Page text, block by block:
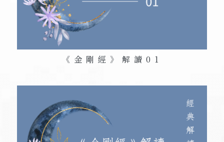
《金剛經》解讀 01